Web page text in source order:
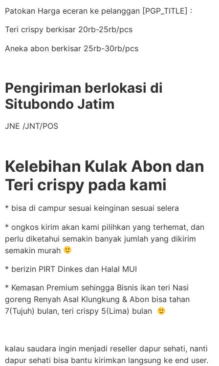
Patokan Harga eceran ke pelanggan [PGP_TITLE] :
Teri crispy berkisar 20rb-25rb/pcs
Aneka abon berkisar 25rb-30rb/pcs
Pengiriman berlokasi di
Situbondo Jatim
JNE /JNT/POS
Kelebihan Kulak Abon dan
Teri crispy pada kami
* bisa di campur sesuai keinginan sesuai selera
* ongkos kirim akan kami pilihkan yang terhemat, dan
perlu diketahui semakin banyak jumlah yang dikirim
semakin murah
* berizin PIRT Dinkes dan Halal MUI
* Kemasan Premium sehingga Bisnis ikan teri Nasi
goreng Renyah Asal Klungkung & Abon bisa tahan
7(Tujuh) bulan, teri crispy 5(Lima) bulan
kalau saudara ingin menjadi reseller dapur sehati, nanti
dapur sehati bisa bantu kirimkan langsung ke end user.